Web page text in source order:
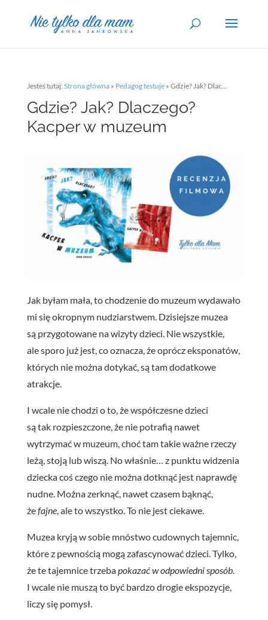
Jesteś tutaj: Strona główna» Pedagog testuje» Gdzie? Jak? Dlaczego? Kacper w muzeum
Gdzie? Jak? Dlaczego?
Kacper w muzeum
Jak byłam mała, to chodzenie do muzeum wydawało
mi się okropnym nudziarstwem. Dzisiejsze muzea
są przygotowane na wizyty dzieci. Nie wszystkie,
ale sporo już jest, co oznacza, że oprócz eksponatów,
których nie można dotykać, są tam dodatkowe
atrakcje.
I wcale nie chodzi o to, że współczesne dzieci
są tak rozpieszczone, że nie potrafią nawet
wytrzymać w muzeum, choć tam takie ważne rzeczy
leżą, stoją lub wiszą. No właśnie… z punktu widzenia
dziecka coś czego nie można dotknąć jest naprawdę
nudne. Można zerknąć, nawet czasem bąknąć,
żefajne, ale to wszystko. To nie jest ciekawe.
Muzea kryją w sobie mnóstwo cudownych tajemnic,
które z pewnością mogą zafascynować dzieci. Tylko,
że te tajemnice trzebapokazać w odpowiedni sposób.
I wcale nie muszą to być bardzo drogie ekspozycje,
liczy się pomysł.